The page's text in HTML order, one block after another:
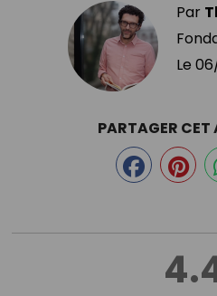
Par
Le
PARTAGER CET